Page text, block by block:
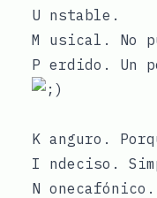
U nstable.
M usical. No
P erdido. Un
K anguro.
I ndeciso.
N